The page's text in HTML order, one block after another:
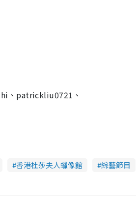
、patrickliu0721、
香港杜莎夫人蠟像館
綜藝節目